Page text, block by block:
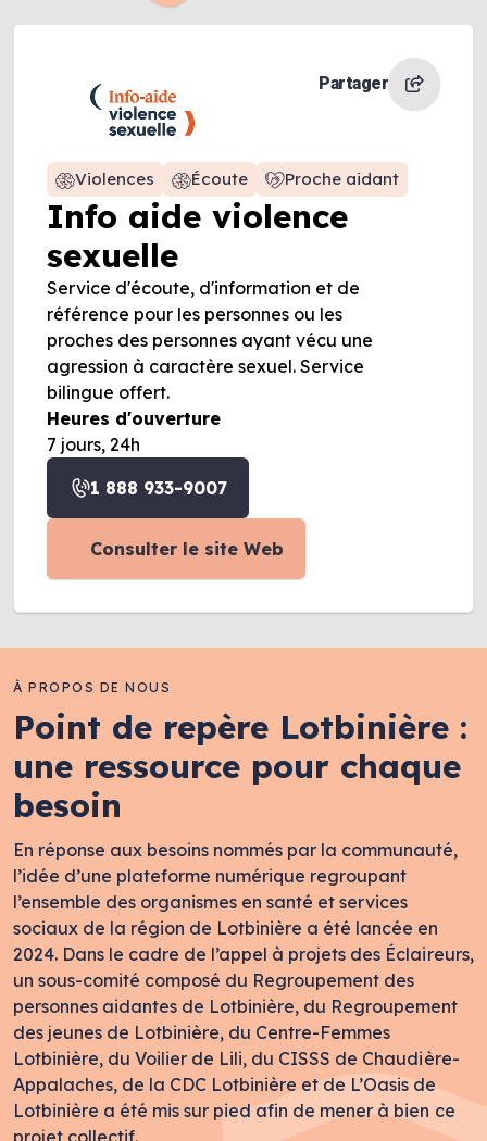
Info aide violence
sexuelle
Partager
Violences Écoute Proche aidant
Service d'écoute, d'information et de
référence pour les personnes ou les
proches des personnes ayant vécu une
agression à caractère sexuel. Service
bilingue offert.
Heures d'ouverture
7 jours, 24h
1 888 933-9007
Consulter le site Web
À PROPOS DE NOUS
Point de repère Lotbinière :
une ressource pour chaque
besoin
En réponse aux besoins nommés par la communauté,
l’idée d’une plateforme numérique regroupant
l’ensemble des organismes en santé et services
sociaux de la région de Lotbinière a été lancée en
2024. Dans le cadre de l’appel à projets des Éclaireurs,
un sous-comité composé du Regroupement des
personnes aidantes de Lotbinière, du Regroupement
des jeunes de Lotbinière, du Centre-Femmes
Lotbinière, du Voilier de Lili, du CISSS de Chaudière-
Appalaches, de la CDC Lotbinière et de L’Oasis de
Lotbinière a été mis sur pied afin de mener à bien ce
projet collectif.